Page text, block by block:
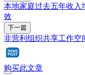
本地家庭过去五年收入
效
下一篇
非营利组织共享工作空
购买此文章